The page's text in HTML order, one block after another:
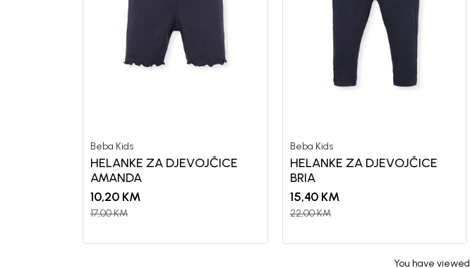
Beba Kids
HELANKE ZA DJEVOJČICE
AMANDA
10,20 KM
17,00KM
Beba Kids
HELANKE ZA DJEVOJČICE
BRIA
15,40 KM
22,00KM
You have viewed